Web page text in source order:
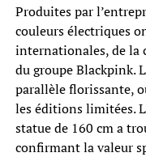
Produites par
couleurs électriques
internationales, de la
du groupe Blackpink.
parallèle florissante,
les éditions limitées.
statue de 160 cm a
confirmant la valeur